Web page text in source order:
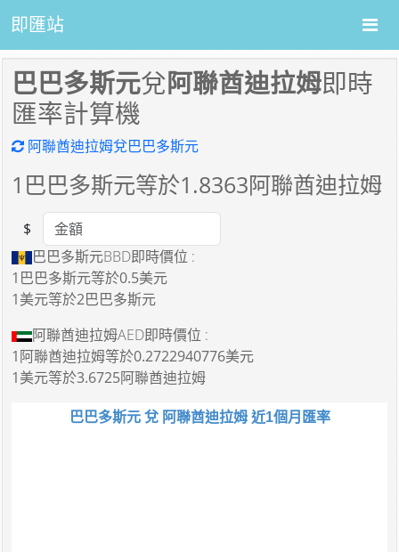
即匯站
巴巴多斯元兌阿聯酋迪拉姆即時
匯率計算機
阿聯酋迪拉姆兌巴巴多斯元
1 巴巴多斯元等於1.8363阿聯酋迪拉姆
Amount
$
巴巴多斯元BBD即時價位 :
1巴巴多斯元等於0.5美元
1美元等於2巴巴多斯元
阿聯酋迪拉姆AED即時價位 :
1阿聯酋迪拉姆等於0.2722940776美元
1美元等於3.6725阿聯酋迪拉姆
巴巴多斯元 兌 阿聯酋迪拉姆 近1個月匯率